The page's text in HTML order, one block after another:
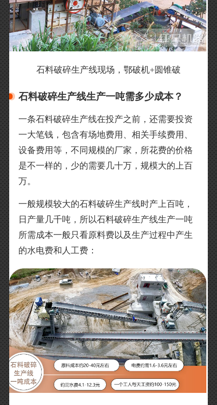
石料破碎生产线现场，鄂破机+圆锥破
石料破碎生产线生产一吨需多少成本？
一条石料破碎生产线在投产之前，还需要投资
一大笔钱，包含有场地费用、相关手续费用、
设备费用等，不同规模的厂家，所花费的价格
是不一样的，少的需要几十万，规模大的上百
万。
一般规模较大的石料破碎生产线时产上百吨，
日产量几千吨，所以石料破碎生产线生产一吨
所需成本一般只看原料费以及生产过程中产生
的水电费和人工费：